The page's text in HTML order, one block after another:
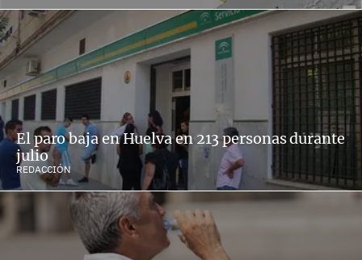
El paro baja en Huelva en 213 personas durante
julio
REDACCIÓN